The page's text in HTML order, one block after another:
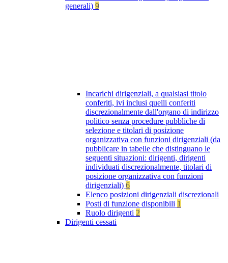
generali) 9
Incarichi dirigenziali, a qualsiasi titolo
conferiti, ivi inclusi quelli conferiti
discrezionalmente dall'organo di indirizzo
politico senza procedure pubbliche di
selezione e titolari di posizione
organizzativa con funzioni dirigenziali (da
pubblicare in tabelle che distinguano le
seguenti situazioni: dirigenti, dirigenti
individuati discrezionalmente, titolari di
posizione organizzativa con funzioni
dirigenziali) 6
Elenco posizioni dirigenziali discrezionali
Posti di funzione disponibili 1
Ruolo dirigenti 2
Dirigenti cessati